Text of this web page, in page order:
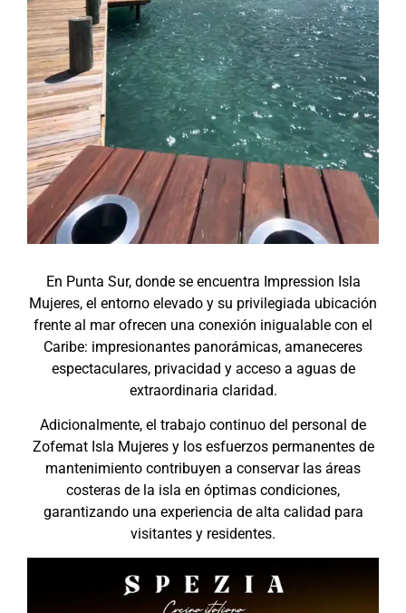
En Punta Sur, donde se encuentra Impression Isla
Mujeres, el entorno elevado y su privilegiada ubicación
frente al mar ofrecen una conexión inigualable con el
Caribe: impresionantes panorámicas, amaneceres
espectaculares, privacidad y acceso a aguas de
extraordinaria claridad.
Adicionalmente, el trabajo continuo del personal de
Zofemat Isla Mujeres y los esfuerzos permanentes de
mantenimiento contribuyen a conservar las áreas
costeras de la isla en óptimas condiciones,
garantizando una experiencia de alta calidad para
visitantes y residentes.